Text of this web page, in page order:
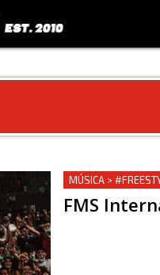
MÚSICA >
FMS